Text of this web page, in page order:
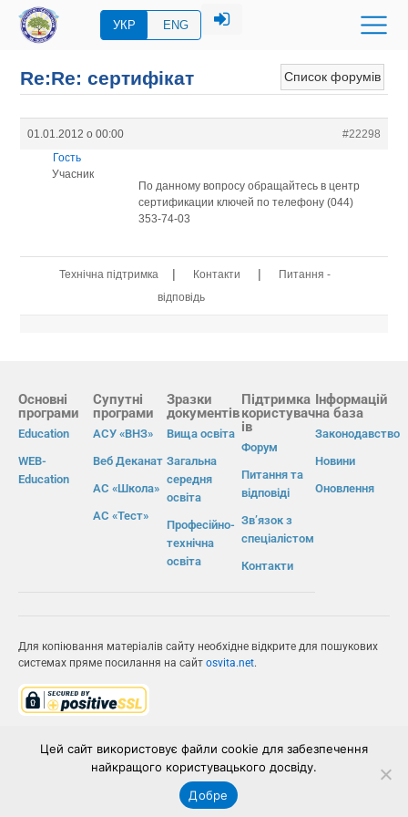
УКР ENG
Список форумів
Re:Re: сертифікат
01.01.2012 о 00:00
#22298
Гость
Учасник
По данному вопросу обращайтесь в центр
сертификации ключей по телефону (044)
353-74-03
Технічна підтримка | Контакти |
Питання -
відповідь
Основні
програми
Education
WEB-
Education
Супутні
програми
АСУ «ВНЗ»
Веб Деканат
АС «Школа»
АС «Тест»
Зразки
документів
Вища освіта
Загальна
середня
освіта
Професійно-
технічна
освіта
Підтримка
користувач
ів
Форум
Питання та
відповіді
Зв’язок з
спеціалістом
Контакти
Інформацій
на база
Законодавство
Новини
Оновлення
Для копіювання матеріалів сайту необхідне відкрите для пошукових
системах пряме посилання на сайт osvita.net.
ІВС «ОСВІТА»
Цей сайт використовує файли cookie для забезпечення
найкращого користувацького досвіду.
Добре